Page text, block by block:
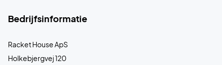
Bedrijfsinformatie
Racket House ApS
Holkebjergvej 120